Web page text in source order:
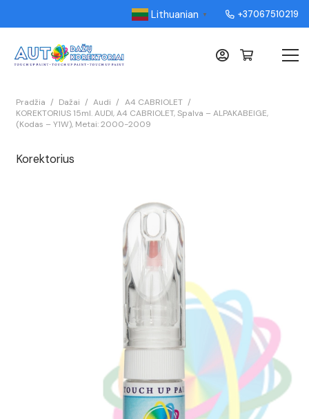
Lithuanian ▼ +37067510219
Pradžia / Dažai / Audi / A4 CABRIOLET /
KOREKTORIUS 15ml. AUDI, A4 CABRIOLET, Spalva – ALPAKABEIGE,
(Kodas – Y1W), Metai: 2000-2009
Korektorius